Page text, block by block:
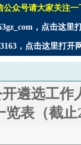
公众号请大家关注
，点击这里
，点击这里打开
遴选工
表（截止